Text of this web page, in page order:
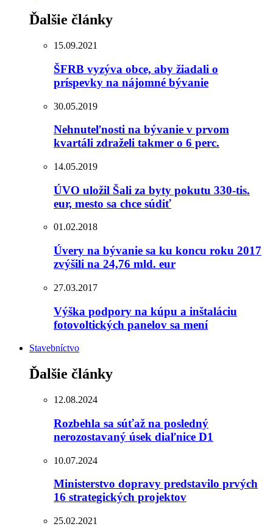
Ďalšie články
15.09.2021
ŠFRB vyzýva obce, aby žiadali o
príspevky na nájomné bývanie
30.05.2019
Nehnuteľnosti na bývanie v prvom
kvartáli zdraželi takmer o 6 perc.
14.05.2019
ÚVO uložil Šali za byty pokutu 330-tis.
eur, mesto sa chce súdiť
01.02.2018
Úvery na bývanie sa ku koncu roku 2017
zvýšili na 24,76 mld. eur
27.03.2017
Výška podpory na kúpu a inštaláciu
fotovoltických panelov sa mení
Stavebníctvo
Ďalšie články
12.08.2024
Rozbehla sa súťaž na posledný
nerozostavaný úsek diaľnice D1
10.07.2024
Ministerstvo dopravy predstavilo prvých
16 strategických projektov
25.02.2021